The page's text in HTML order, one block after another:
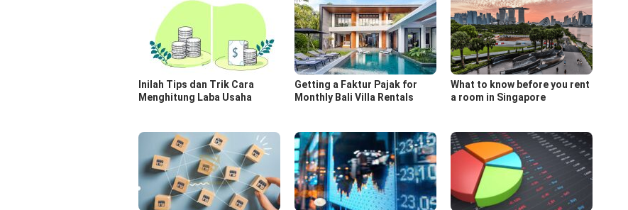
Inilah Tips dan Trik Cara
Menghitung Laba Usaha
Getting a Faktur Pajak for
Monthly Bali Villa Rentals
What to know before you rent
a room in Singapore